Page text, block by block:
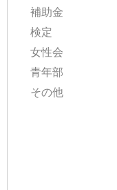
補助金
検定
女性会
青年部
その他